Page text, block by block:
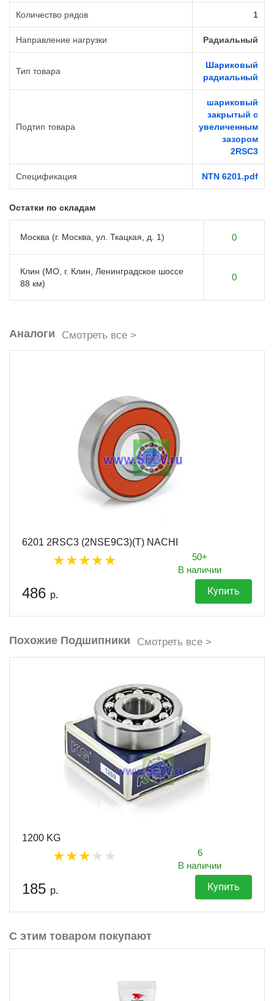
Количество рядов 1
Направление нагрузки Радиальный
Тип товара
Шариковый
радиальный
Подтип товара
шариковый
закрытый с
увеличенным
зазором
2RSС3
Спецификация NTN 6201.pdf
Остатки по складам
Москва (г. Москва, ул. Ткацкая, д. 1) 0
Клин (МО, г. Клин, Ленинградское шоссе
88 км)
0
Аналоги Смотреть все >
6201 2RSC3 (2NSE9C3)(T) NACHI
50+
В наличии
486 р. Купить
Похожие Подшипники Смотреть все >
1200 KG
6
В наличии
185 р. Купить
С этим товаром покупают